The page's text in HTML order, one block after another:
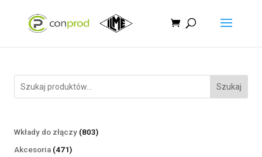
Szukaj
Wkłady do złączy 803803
Akcesoria 471471